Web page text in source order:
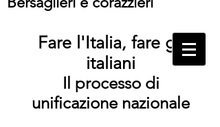
Fare l'Italia, fare gli
italiani
Il processo di
unificazione nazionale